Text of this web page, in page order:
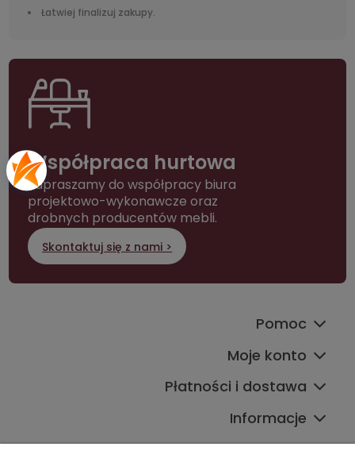
Łatwiej finalizuj zakupy.
Współpraca hurtowa
Zapraszamy do współpracy biura
projektowo-wykonawcze oraz
drobnych producentów mebli.
Skontaktuj się z nami >
Pomoc
Moje konto
Płatności i dostawa
Informacje
Kontakt ze sklepem